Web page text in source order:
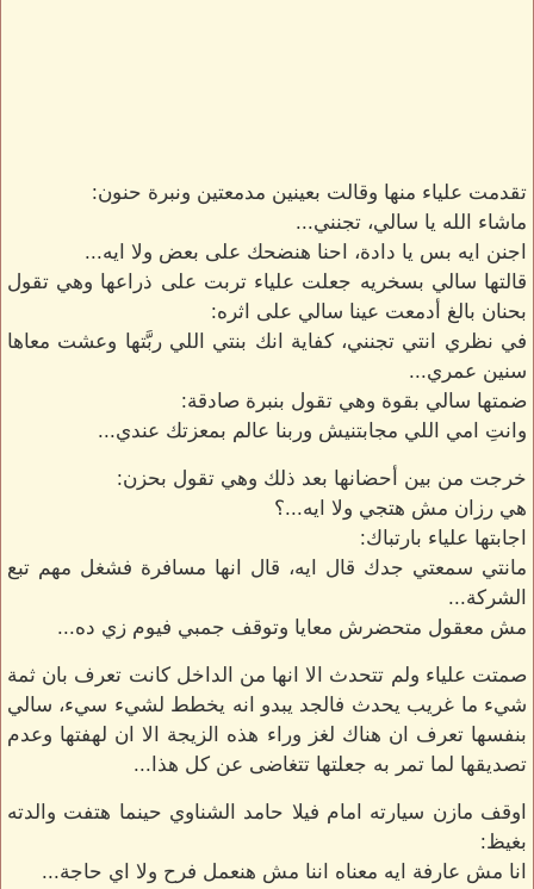
تقدمت علياء منها وقالت بعينين مدمعتين ونبرة حنون:
ماشاء الله يا سالي، تجنني...
اجنن ايه بس يا دادة، احنا هنضحك على بعض ولا ايه...
قالتها سالي بسخريه جعلت علياء تربت على ذراعها وهي تقول
بحنان بالغ أدمعت عينا سالي على اثره:
في نظري انتي تجنني، كفاية انك بنتي اللي ربَّتها وعشت معاها
سنين عمري...
ضمتها سالي بقوة وهي تقول بنبرة صادقة:
وانتِ امي اللي مجابتنيش وربنا عالم بمعزتك عندي...
خرجت من بين أحضانها بعد ذلك وهي تقول بحزن:
هي رزان مش هتجي ولا ايه...؟
اجابتها علياء بارتباك:
مانتي سمعتي جدك قال ايه، قال انها مسافرة فشغل مهم تبع
الشركة...
مش معقول متحضرش معايا وتوقف جمبي فيوم زي ده...
صمتت علياء ولم تتحدث الا انها من الداخل كانت تعرف بان ثمة
شيء ما غريب يحدث فالجد يبدو انه يخطط لشيء سيء، سالي
بنفسها تعرف ان هناك لغز وراء هذه الزيجة الا ان لهفتها وعدم
تصديقها لما تمر به جعلتها تتغاضى عن كل هذا...
اوقف مازن سيارته امام فيلا حامد الشناوي حينما هتفت والدته
بغيظ:
انا مش عارفة ايه معناه اننا مش هنعمل فرح ولا اي حاجة...